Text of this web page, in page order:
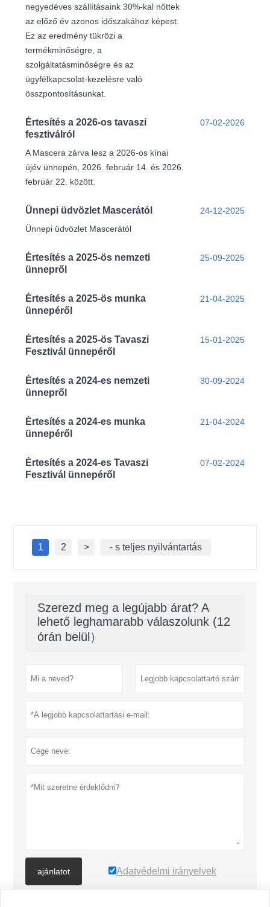
negyedéves szállításaink 30%-kal nőttek
az előző év azonos időszakához képest.
Ez az eredmény tükrözi a
termékminőségre, a
szolgáltatásminőségre és az
ügyfélkapcsolat-kezelésre való
összpontosításunkat.
Értesítés a 2026-os tavaszi
fesztiválról
A Mascera zárva lesz a 2026-os kínai
újév ünnepén, 2026. február 14. és 2026.
február 22. között.
07-02-2026
Ünnepi üdvözlet Mascerától
Ünnepi üdvözlet Mascerától
24-12-2025
Értesítés a 2025-ös nemzeti
ünnepről
25-09-2025
Értesítés a 2025-ös munka
ünnepéről
21-04-2025
Értesítés a 2025-ös Tavaszi
Fesztivál ünnepéről
15-01-2025
Értesítés a 2024-es nemzeti
ünnepről
30-09-2024
Értesítés a 2024-es munka
ünnepéről
21-04-2024
Értesítés a 2024-es Tavaszi
Fesztivál ünnepéről
07-02-2024
1 2 > - s teljes nyilvántartás
Szerezd meg a legújabb árat? A
lehető leghamarabb válaszolunk (12
órán belül）
ajánlatot Adatvédelmi irányelvek